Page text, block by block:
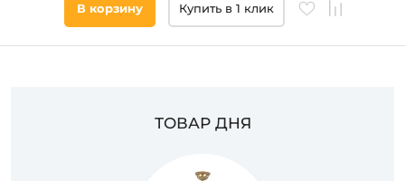
В корзину Купить в 1 клик
ТОВАР ДНЯ